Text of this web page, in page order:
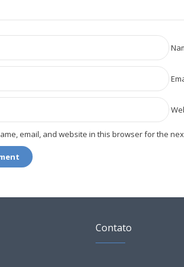
email, and website in this browser for the
Contato